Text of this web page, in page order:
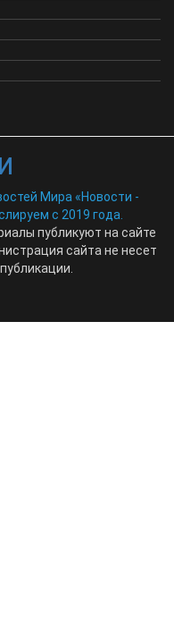
Мира «Новости -
с 2019 года.
публикуют на сайте
сайта не несет